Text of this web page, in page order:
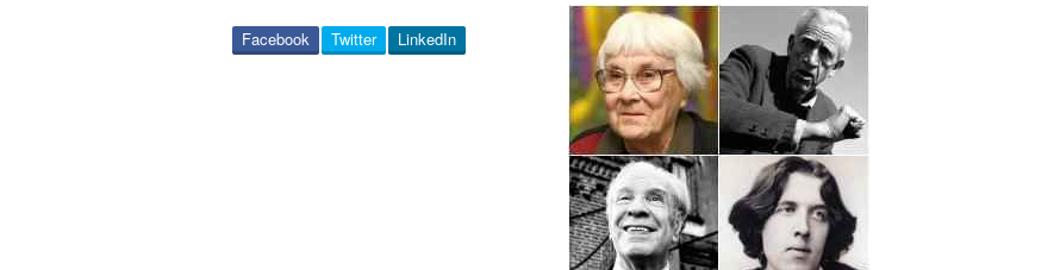
LinkedIn
Twitter
Facebook